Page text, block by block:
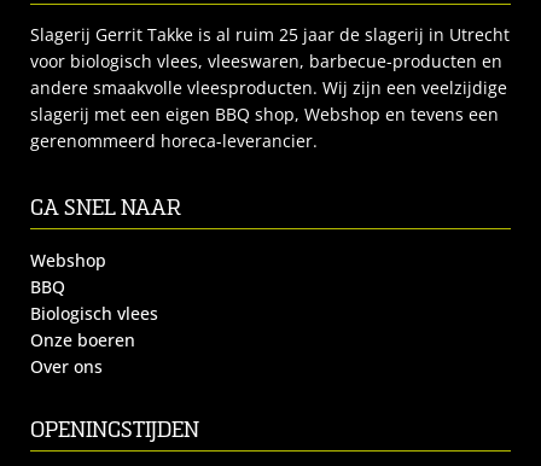
Slagerij Gerrit Takke is al ruim 25 jaar de slagerij in Utrecht
voor biologisch vlees, vleeswaren, barbecue-producten en
andere smaakvolle vleesproducten. Wij zijn een veelzijdige
slagerij met een eigen BBQ shop, Webshop en tevens een
gerenommeerd horeca-leverancier.
GA SNEL NAAR
Webshop
BBQ
Biologisch vlees
Onze boeren
Over ons
OPENINGSTIJDEN